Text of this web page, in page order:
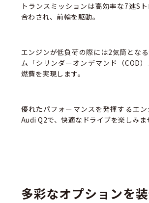
トランスミッションは高効率な7速S
合わされ、前輪を駆動。
エンジンが低負荷の際には2気筒とな
ム「シリンダーオンデマンド（COD
燃費を実現します。
優れたパフォーマンスを発揮するエ
Audi Q2で、快適なドライブを楽しみま
多彩なオプションを装